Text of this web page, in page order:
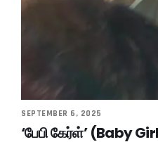
SEPTEMBER 6, 2025
‘பேபி கேர்ள்’ (Baby